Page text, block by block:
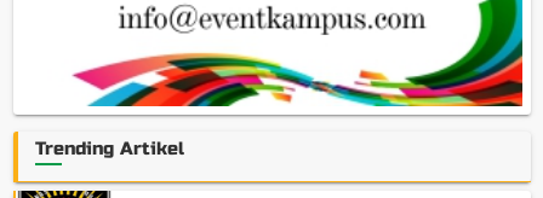
Trending Artikel